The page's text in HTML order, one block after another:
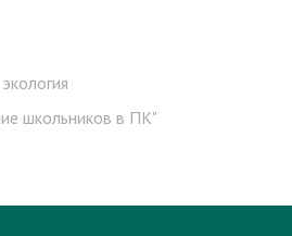
школьников в ПК"